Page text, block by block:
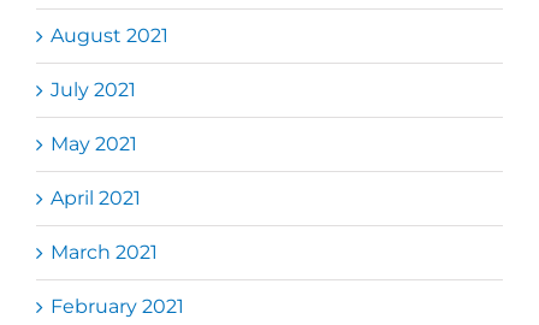
August 2021
July 2021
May 2021
April 2021
March 2021
February 2021